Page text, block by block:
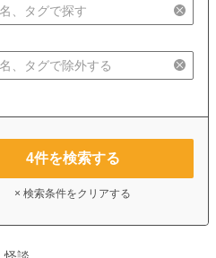
4件を検索する
× 検索条件をクリアする